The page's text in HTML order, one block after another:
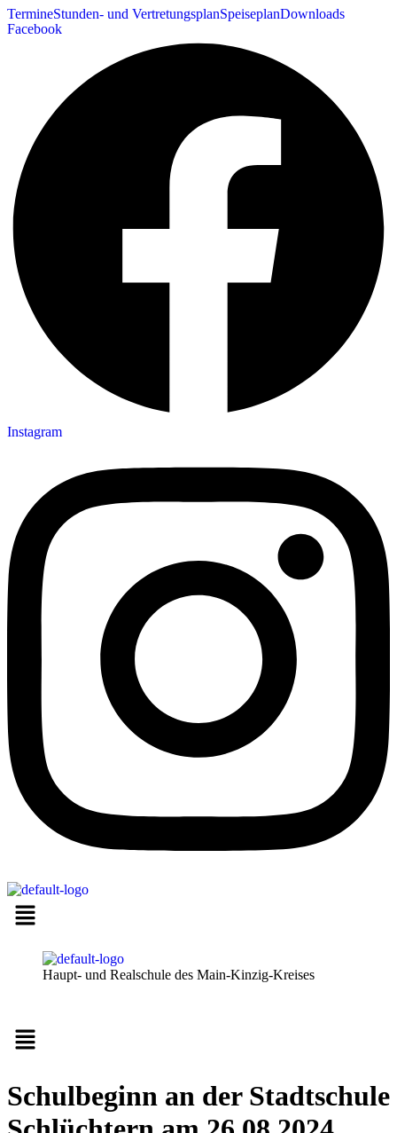
TermineStunden- und VertretungsplanSpeiseplanDownloads
Facebook
Instagram
Haupt- und Realschule des Main-Kinzig-Kreises
Menü
Schulbeginn an der Stadtschule